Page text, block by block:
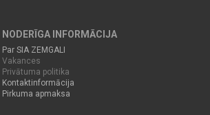
NODERĪGA INFORMĀCIJA
Par SIA ZEMGALI
Vakances
Privātuma politika
Kontaktinformācija
Pirkuma apmaksa